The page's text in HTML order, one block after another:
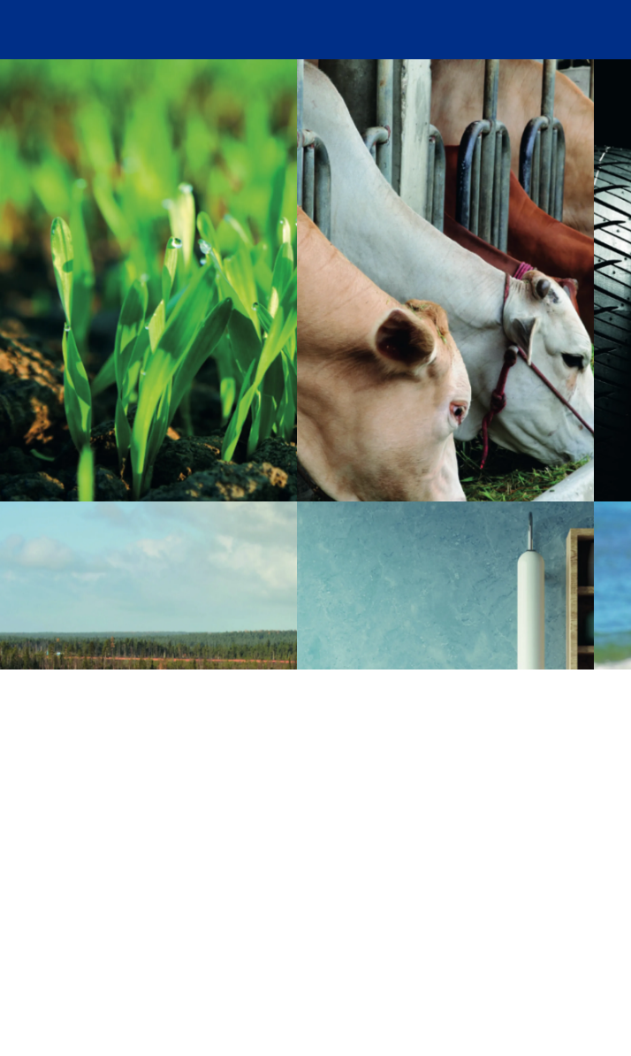
El sulfato de zinc es un nutriente esencial
en la vida de las plantas, ya que está
relacionado con la producción de
hormonas de crecimiento y clorofila, así
como en la respiración y la síntesis de
carbohidratos.
El Zinc es un componente funcional de
varios sistemas de enzimas relacionadas
con la respiración, crecimiento celular,
reproducción y digestión. El óxido y sulfato
de zinc son utilizados como suplementos
nutricionales en la producción de
alimentos balanceados para animales de
granja.